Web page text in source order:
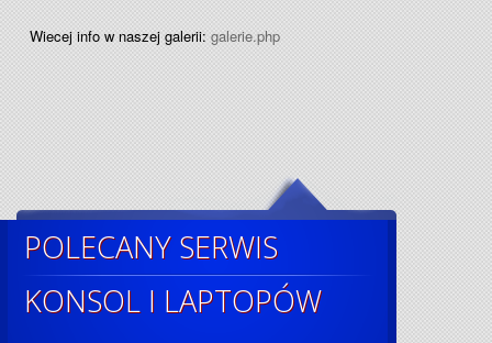
Wiecej info w naszej galerii:galerie.php
POLECANY SERWIS
KONSOL I LAPTOPÓW